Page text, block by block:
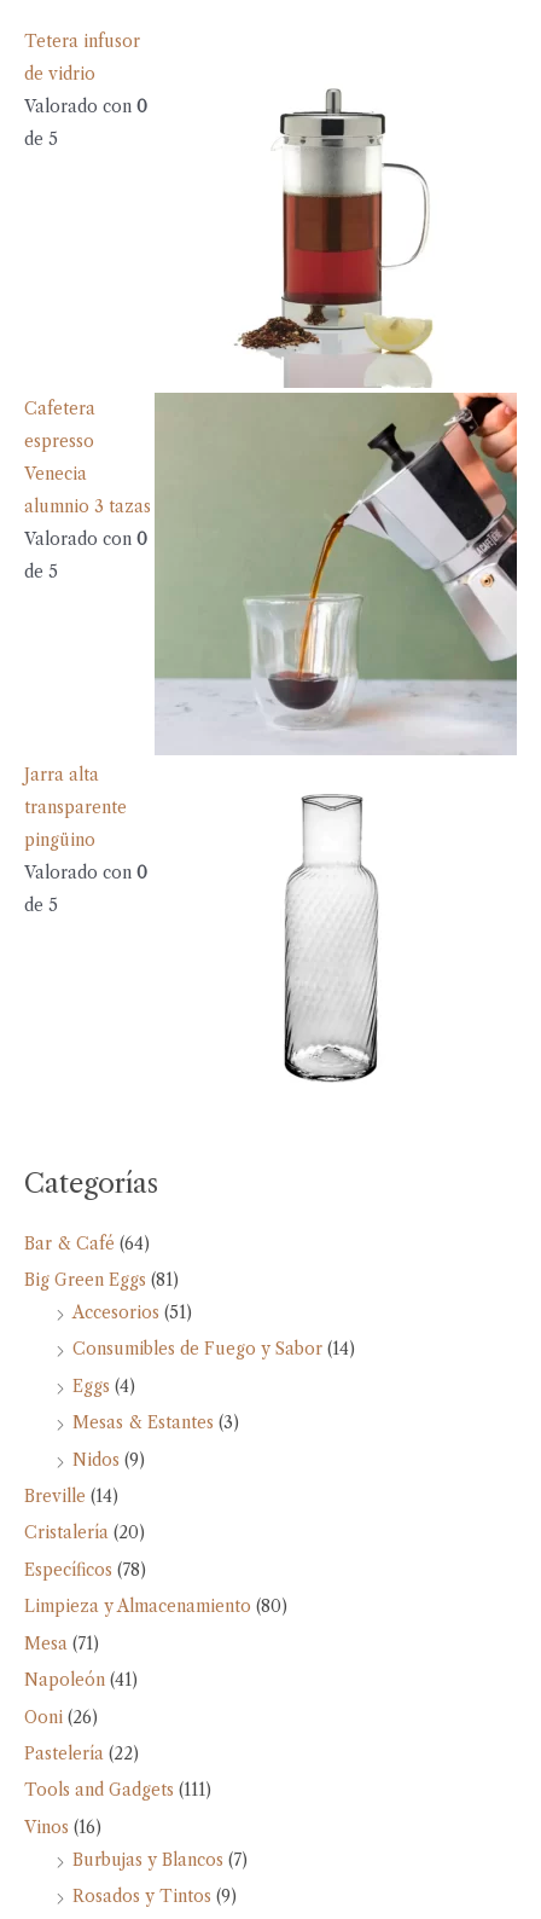
Tetera infusor
de vidrio
Valorado con 0
de 5
Cafetera
espresso
Venecia
alumnio 3 tazas
Valorado con 0
de 5
Jarra alta
transparente
pingüino
Valorado con 0
de 5
Categorías
Bar & Café (64)
Big Green Eggs (81)
Accesorios (51)
Consumibles de Fuego y Sabor (14)
Eggs (4)
Mesas & Estantes (3)
Nidos (9)
Breville (14)
Cristalería (20)
Específicos (78)
Limpieza y Almacenamiento (80)
Mesa (71)
Napoleón (41)
Ooni (26)
Pastelería (22)
Tools and Gadgets (111)
Vinos (16)
Burbujas y Blancos (7)
Rosados y Tintos (9)